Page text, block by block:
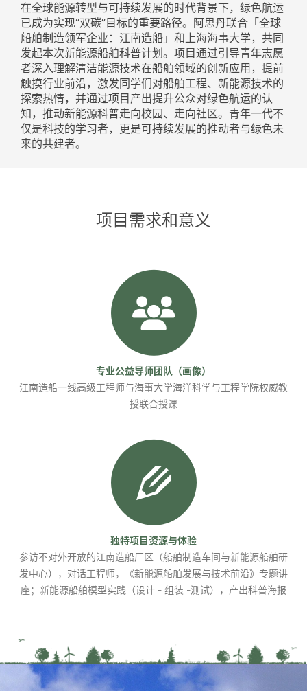
在全球能源转型与可持续发展的时代背景下，绿色航运
已成为实现“双碳”目标的重要路径。阿思丹联合「全球
船舶制造领军企业：江南造船」和上海海事大学，共同
发起本次新能源船舶科普计划。项目通过引导青年志愿
者深入理解清洁能源技术在船舶领域的创新应用，提前
触摸行业前沿，激发同学们对船舶工程、新能源技术的
探索热情，并通过项目产出提升公众对绿色航运的认
知，推动新能源科普走向校园、走向社区。青年一代不
仅是科技的学习者，更是可持续发展的推动者与绿色未
来的共建者。
项目需求和意义
专业公益导师团队（画像）
江南造船一线高级工程师与海事大学海洋科学与工程学院权威教
授联合授课
独特项目资源与体验
参访不对外开放的江南造船厂区（船舶制造车间与新能源船舶研
发中心），对话工程师，《新能源船舶发展与技术前沿》专题讲
座；新能源船舶模型实践（设计 - 组装 -测试），产出科普海报